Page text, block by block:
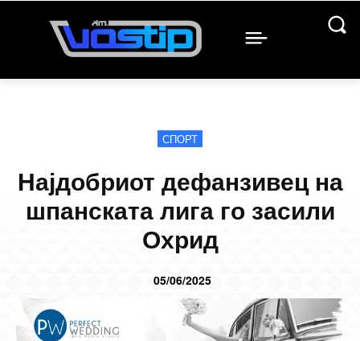
СПОРТ
Најдобриот дефанзивец на
шпанската лига го засили
Охрид
05/06/2025